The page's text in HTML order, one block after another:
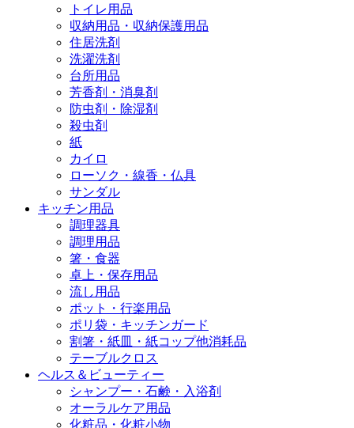
トイレ用品
収納用品・収納保護用品
住居洗剤
洗濯洗剤
台所用品
芳香剤・消臭剤
防虫剤・除湿剤
殺虫剤
紙
カイロ
ローソク・線香・仏具
サンダル
キッチン用品
調理器具
調理用品
箸・食器
卓上・保存用品
流し用品
ポット・行楽用品
ポリ袋・キッチンガード
割箸・紙皿・紙コップ他消耗品
テーブルクロス
ヘルス＆ビューティー
シャンプー・石鹸・入浴剤
オーラルケア用品
化粧品・化粧小物